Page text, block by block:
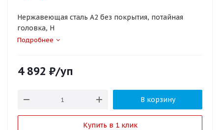
Нержавеющая сталь A2 без покрытия, потайная
головка, H
Подробнее
4 892 ₽/уп
В корзину
Купить в 1 клик